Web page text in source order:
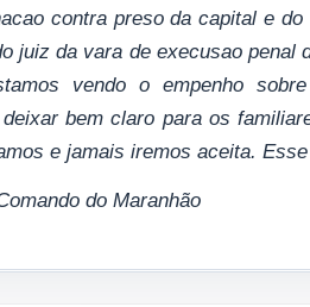
contra preso da capital e
juiz da vara de execusao penal
vendo o empenho
deixar bem claro para os
e jamais iremos aceita.
do Maranhão